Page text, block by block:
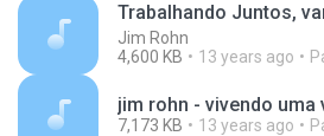
Trabalhando Juntos,
Jim Rohn
4,600 KB
13 years ago
jim rohn - vivendo uma
7,173 KB 13 years ago